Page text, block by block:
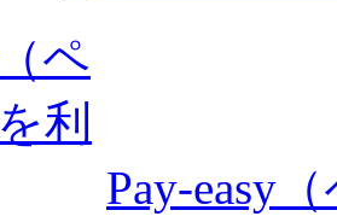
Pay-easy